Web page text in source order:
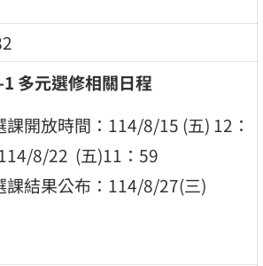
多元選修相關日程
課開放時間：114/8/15 (五) 12：
8/22 (五)11：59
課結果公布：114/8/27(三)